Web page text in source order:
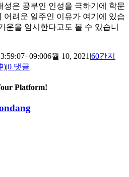
성은 공부인 인성을 극하기에 학문
어려운 일주인 이유가 여기에 있습
운을 암시한다고도 볼 수 있습니
6월 10, 2021 |60간지
)|0 댓글
Platform!